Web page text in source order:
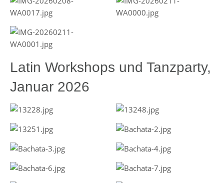
Latin Workshops und Tanzparty,
Januar 2026